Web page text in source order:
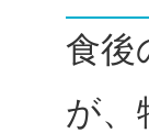
食後
が、